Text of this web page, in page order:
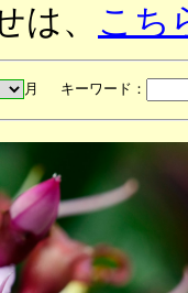
、 こち
月 キーワード：